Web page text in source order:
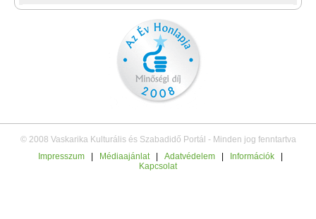
© 2008 Vaskarika Kulturális és Szabadidő Portál - Minden jog fenntartva
Impresszum
Médiaajánlat Adatvédelem Információk
Kapcsolat